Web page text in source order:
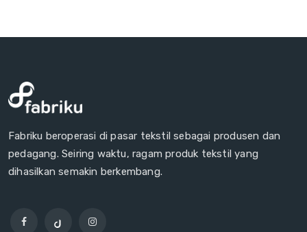
Fabriku beroperasi di pasar tekstil sebagai produsen dan
pedagang. Seiring waktu, ragam produk tekstil yang
dihasilkan semakin berkembang.